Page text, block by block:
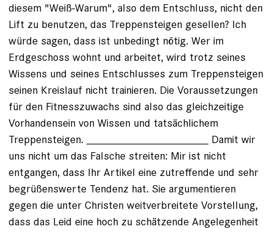
diesem "Weiß-Warum", also dem Entschluss, nicht den
Lift zu benutzen, das Treppensteigen gesellen? Ich
würde sagen, dass ist unbedingt nötig. Wer im
Erdgeschoss wohnt und arbeitet, wird trotz seines
Wissens und seines Entschlusses zum Treppensteigen
seinen Kreislauf nicht trainieren. Die Voraussetzungen
für den Fitnesszuwachs sind also das gleichzeitige
Vorhandensein von Wissen und tatsächlichem
Treppensteigen. ____________________ Damit wir
uns nicht um das Falsche streiten: Mir ist nicht
entgangen, dass Ihr Artikel eine zutreffende und sehr
begrüßenswerte Tendenz hat. Sie argumentieren
gegen die unter Christen weitverbreitete Vorstellung,
dass das Leid eine hoch zu schätzende Angelegenheit